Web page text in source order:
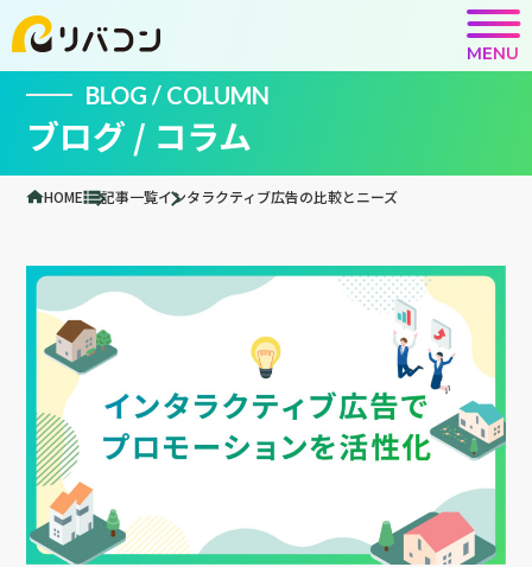
MENU
BLOG / COLUMN
ブログ / コラム
HOME 記事一覧インタラクティブ広告の比較とニーズ